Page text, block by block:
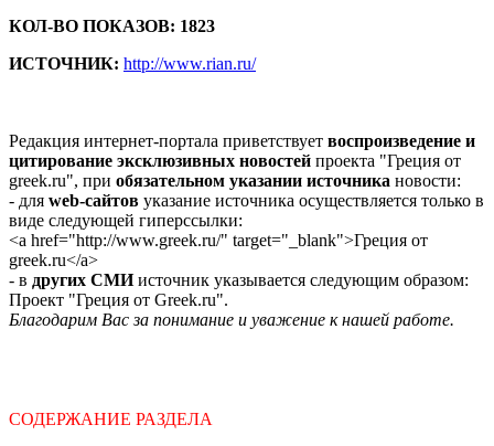
КОЛ-ВО ПОКАЗОВ: 1823
ИСТОЧНИК: http://www.rian.ru/
Редакция интернет-портала приветствует воспроизведение и
цитирование эксклюзивных новостей проекта "Греция от
greek.ru", при обязательном указании источника новости:
- для web-сайтов указание источника осуществляется только в
виде следующей гиперссылки:
<a href="http://www.greek.ru/" target="_blank">Греция от
greek.ru</a>
- в других СМИисточник указывается следующим образом:
Проект "Греция от Greek.ru".
Благодарим Вас за понимание и уважение к нашей работе.
СОДЕРЖАНИЕ РАЗДЕЛА